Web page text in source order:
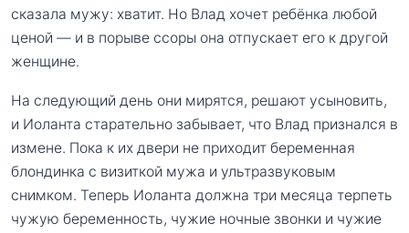
сказала мужу: хватит. Но Влад хочет ребёнка любой
ценой — и в порыве ссоры она отпускает его к другой
женщине.
На следующий день они мирятся, решают усыновить,
и Иоланта старательно забывает, что Влад признался в
измене. Пока к их двери не приходит беременная
блондинка с визиткой мужа и ультразвуковым
снимком. Теперь Иоланта должна три месяца терпеть
чужую беременность, чужие ночные звонки и чужие